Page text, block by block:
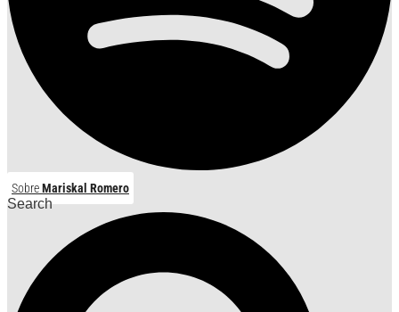
SobreMariskal Romero
Search